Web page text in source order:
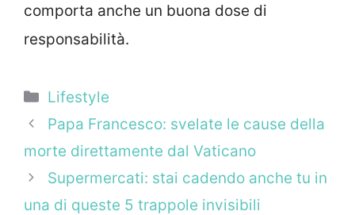
comporta anche un buona dose di
responsabilità.
Categorie
Lifestyle
Papa Francesco: svelate le cause della
morte direttamente dal Vaticano
Supermercati: stai cadendo anche tu in
una di queste 5 trappole invisibili